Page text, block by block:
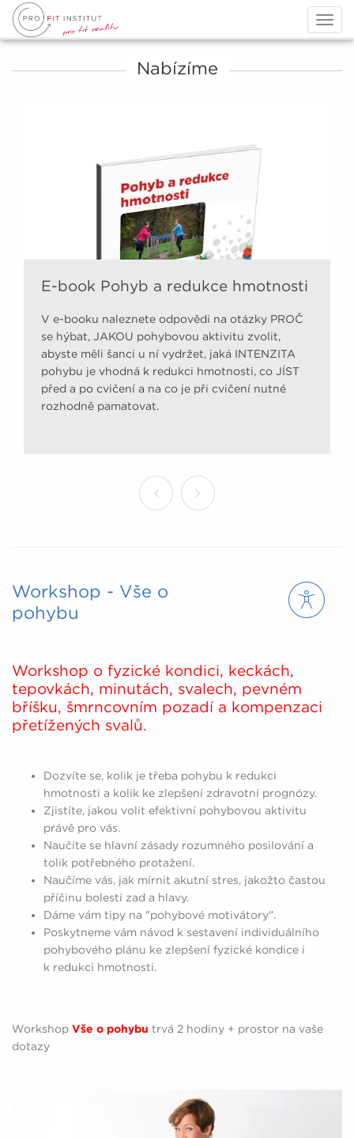
Nabízíme
E-book Pohyb a redukce hmotnosti
V e-booku naleznete odpovědi na otázky PROČ
se hýbat, JAKOU pohybovou aktivitu zvolit,
abyste měli šanci u ní vydržet, jaká INTENZITA
pohybu je vhodná k redukci hmotnosti, co JÍST
před a po cvičení a na co je při cvičení nutné
rozhodně pamatovat.
Workshop - Vše o
pohybu
Workshop o fyzické kondici, keckách,
tepovkách, minutách, svalech, pevném
bříšku, šmrncovním pozadí a kompenzaci
přetížených svalů.
Dozvíte se, kolik je třeba pohybu k redukci
hmotnosti a kolik ke zlepšení zdravotní prognózy.
Zjistíte, jakou volit efektivní pohybovou aktivitu
právě pro vás.
Naučíte se hlavní zásady rozumného posilování a
tolik potřebného protažení.
Naučíme vás, jak mírnit akutní stres, jakožto častou
příčinu bolestí zad a hlavy.
Dáme vám tipy na "pohybové motivátory".
Poskytneme vám návod k sestavení individuálního
pohybového plánu ke zlepšení fyzické kondice i
k redukci hmotnosti.
Workshop Vše o pohybu trvá 2 hodiny + prostor na vaše
dotazy